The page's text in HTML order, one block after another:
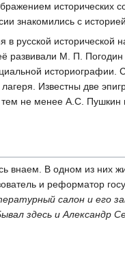
исторических
знакомились с
в русской исторической
развивали М. П.
Известны две
не менее А.С. Пушкин
внаем. В одном из них
и реформатор
салон и его
здесь и Александр